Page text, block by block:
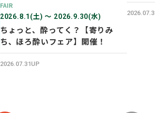
FAIR
2026.8.1(土) 〜 2026.9.30(水)
ちょっと、酔ってく？【寄りみ
ち、ほろ酔いフェア】開催！
2026.07.31UP